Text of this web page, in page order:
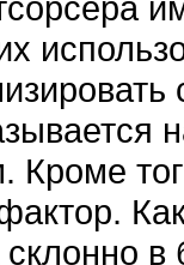
Кроме
склонно в